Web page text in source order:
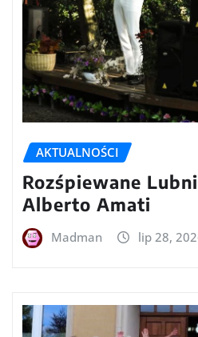
AKTUALNOŚCI
Rozśpiewane
Alberto Amati
Madman lip 28,